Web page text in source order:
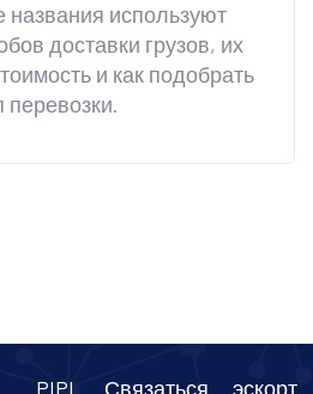
названия используют
доставки грузов, их
и как подобрать
PIPL Связаться эскорт